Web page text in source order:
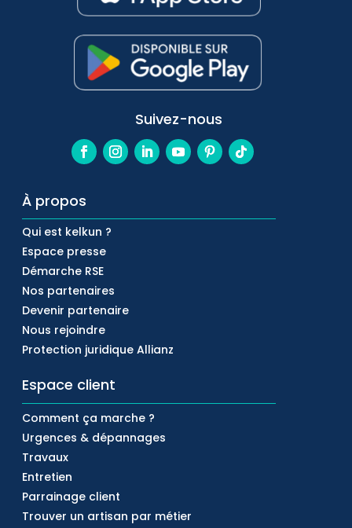
Suivez-nous
À propos
Qui est kelkun ?
Espace presse
Démarche RSE
Nos partenaires
Devenir partenaire
Nous rejoindre
Protection juridique Allianz
Espace client
Comment ça marche ?
Urgences & dépannages
Travaux
Entretien
Parrainage client
Trouver un artisan par métier